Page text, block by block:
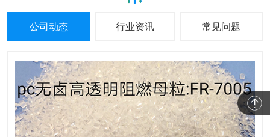
公司动态 行业资讯 常见问题